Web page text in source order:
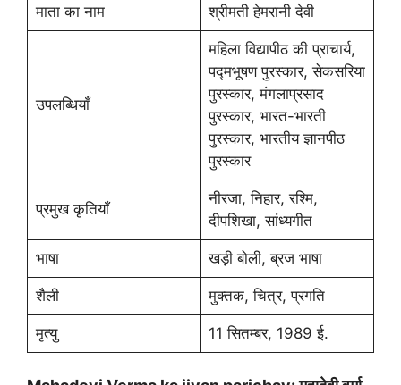
माता का नाम श्रीमती हेमरानी देवी
उपलब्धियाँ
महिला विद्यापीठ की प्राचार्य,
पद्मभूषण पुरस्कार, सेकसरिया
पुरस्कार, मंगलाप्रसाद
पुरस्कार, भारत-भारती
पुरस्कार, भारतीय ज्ञानपीठ
पुरस्कार
प्रमुख कृतियाँ
नीरजा, निहार, रश्मि,
दीपशिखा, सांध्यगीत
भाषा खड़ी बोली, ब्रज भाषा
शैली मुक्तक, चित्र, प्रगति
मृत्यु 11 सितम्बर, 1989 ई.